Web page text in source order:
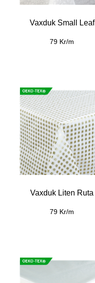
Vaxduk Small Leaf
79 Kr/m
Vaxduk Liten Ruta
79 Kr/m